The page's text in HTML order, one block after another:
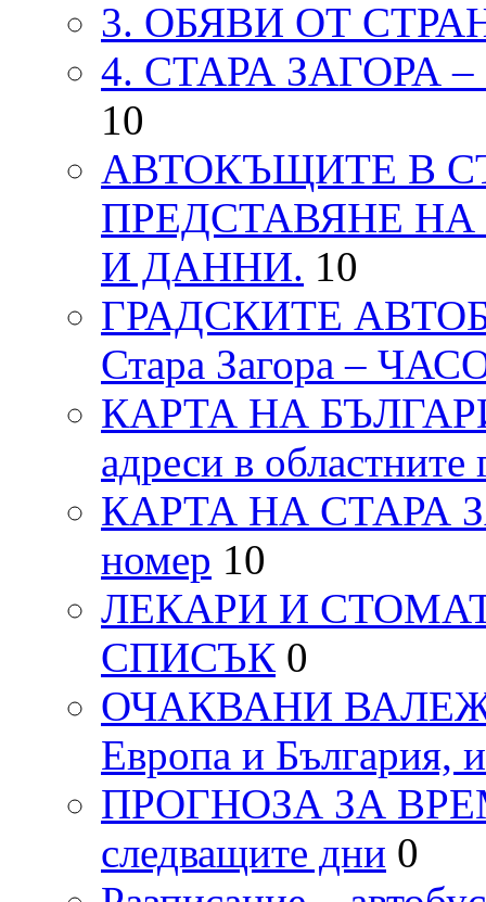
3. ОБЯВИ ОТ
4. СТАРА ЗАГОРА
10
АВТОКЪЩИТЕ В
ПРЕДСТАВЯНЕ
И ДАННИ. 10
ГРАДСКИТЕ
Стара Загора –
КАРТА НА
адреси в областните
КАРТА НА СТАРА
номер 10
ЛЕКАРИ И
СПИСЪК 0
ОЧАКВАНИ ВАЛЕЖИ
Европа и България,
ПРОГНОЗА ЗА
следващите дни 0